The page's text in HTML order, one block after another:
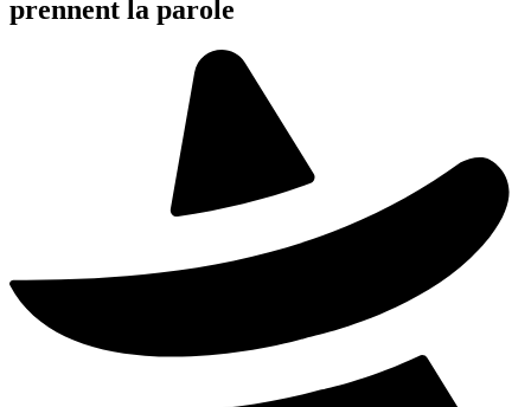
prennent la parole